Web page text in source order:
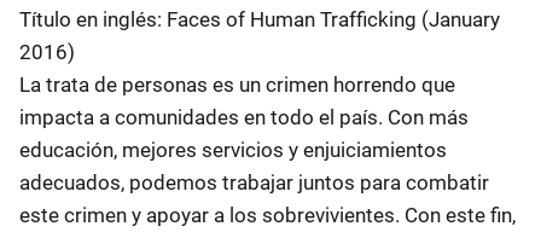
Título en inglés: Faces of Human Trafficking (January
2016)
La trata de personas es un crimen horrendo que
impacta a comunidades en todo el país. Con más
educación, mejores servicios y enjuiciamientos
adecuados, podemos trabajar juntos para combatir
este crimen y apoyar a los sobrevivientes. Con este fin,